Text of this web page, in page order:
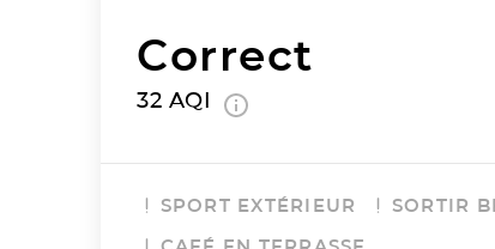
Correct
32 AQI
SPORT EXTÉRIEUR
SORTIR